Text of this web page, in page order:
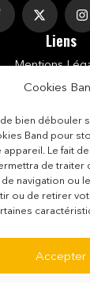
Cookies
bien débouler
Band pour
Le fait
de traiter
navigation ou
ou de retirer
Accepter
Liens
Mentions
Politique De
De Vente
De
Paiement
Contact
0690 24